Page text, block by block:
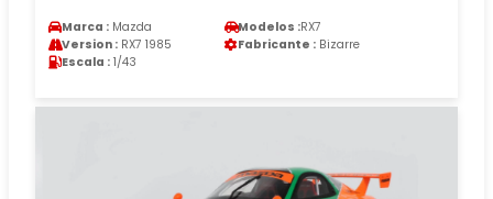
Marca : Mazda Modelos :RX7
Version : RX7 1985 Fabricante : Bizarre
Escala : 1/43